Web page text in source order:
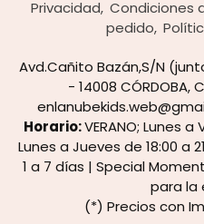
Privacidad Condiciones
pedido
Avd.Cañito Bazán,S/N
- 14008
Horario:VERANO; Lunes a
Lunes a Jueves de 18:00 a
1 a 7 días | Special
para la
(*) Precios con